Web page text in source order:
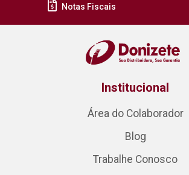
Notas Fiscais
Institucional
Área do Colaborador
Blog
Trabalhe Conosco